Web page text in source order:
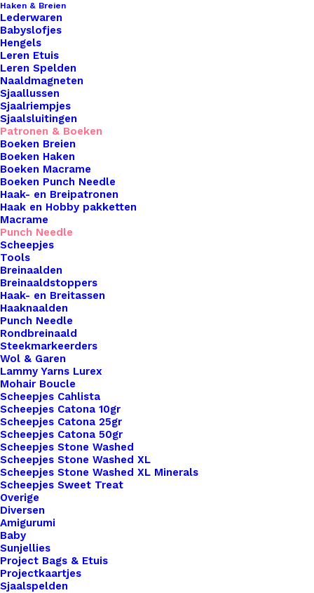
Haken & Breien
Lederwaren
Babyslofjes
Hengels
Leren Etuis
Leren Spelden
Naaldmagneten
Sjaallussen
Sjaalriempjes
Sjaalsluitingen
Patronen & Boeken
Boeken Breien
Boeken Haken
Boeken Macrame
Boeken Punch Needle
Haak- en Breipatronen
Haak en Hobby pakketten
Macrame
Punch Needle
Scheepjes
Tools
Breinaalden
Breinaaldstoppers
Haak- en Breitassen
Haaknaalden
Punch Needle
Rondbreinaald
Steekmarkeerders
Wol & Garen
Lammy Yarns Lurex
Mohair Boucle
Scheepjes Cahlista
Scheepjes Catona 10gr
Scheepjes Catona 25gr
Scheepjes Catona 50gr
Scheepjes Stone Washed
Scheepjes Stone Washed XL
Scheepjes Stone Washed XL Minerals
Scheepjes Sweet Treat
Overige
Diversen
Amigurumi
Baby
Sunjellies
Project Bags & Etuis
Projectkaartjes
Sjaalspelden
kunnen creatieve geesten prachtige, textuurrijke
ontwerpen maken, en onze patronen maken dit
proces nog eenvoudiger. Of je nu een beginner
bent of een ervaren punch needle kunstenaar,
onze patronen bieden een scala aan inspirerende
ontwerpen om aan de slag te gaan. Van speelse
geometrische patronen tot charmante
landschappen en schattige dieren, er is voor elk
wat wils. Met onze directe downloads kun je direct
beginnen met het maken van je volgende punch
needle meesterwerk, zonder te hoeven wachten
op de post. Dompel jezelf onder in de wereld van
creativiteit en ontdek de eindeloze mogelijkheden
van punch needle met onze patronen. Kies
vandaag nog je favoriete ontwerp en laat je
creativiteit de vrije loop.
Punch
Needle
Patroon
Varken
aantal
Toevoegen aan winkelwagen
Toevoegen aan verlanglijst
Artikelnummer
Categorie Haken & Breien
Punch Needle
Veilig betalen
Unieke en kwaliteitsproducten